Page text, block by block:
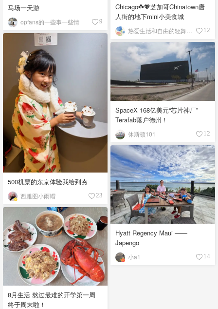
马场一天游
opfans的一些事一些情 9
Chicago☘️💖芝加哥Chinatown唐
人街的地下mini小美食城
12
500机票的东京体验我给到夯
西雅图小雨帽 23
SpaceX 168亿美元“芯片神厂”
Terafab落户德州！
休斯顿101 12
Hyatt Regency Maui ——
Japengo
小a1 14
8月生活 熬过最难的开学第一周
终于周末啦！